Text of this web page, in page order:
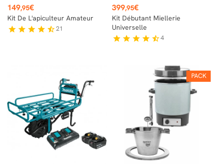
Prix
149,95€
Kit De L'apiculteur Amateur
star star star star star_half21
Prix
399,95€
Kit Débutant Miellerie
Universelle
star star star star star_half4
PACK